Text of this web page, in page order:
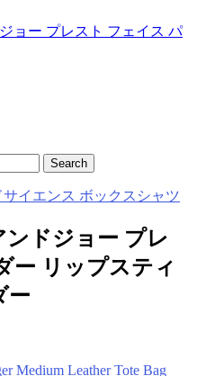
ョー プレスト フェイス パ
イエンス ボックスシャツ
ドジョー プレ
ー リップスティ
ー
Medium Leather Tote Bag